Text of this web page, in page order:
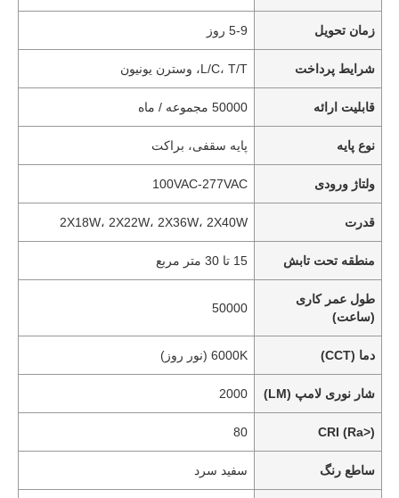
زمان تحویل 5-9 روز
شرایط پرداخت L/C، T/T، وسترن یونیون
قابلیت ارائه 50000 مجموعه / ماه
نوع پایه پایه سقفی، براکت
ولتاژ ورودی 100VAC-277VAC
قدرت 2X18W، 2X22W، 2X36W، 2X40W
منطقه تحت تابش 15 تا 30 متر مربع
طول عمر کاری
(ساعت)
50000
دما (CCT) 6000K (نور روز)
شار نوری لامپ (LM) 2000
CRI (Ra>)
80
ساطع رنگ سفید سرد